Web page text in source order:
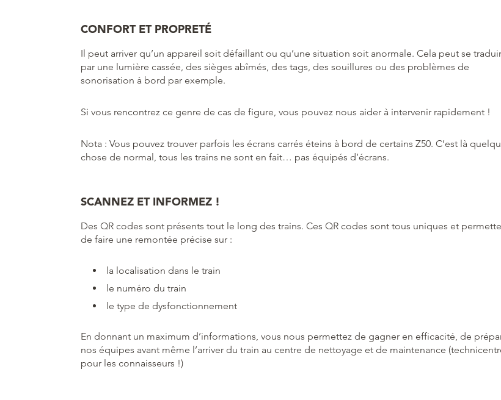
CONFORT ET PROPRETÉ
Il peut arriver qu’un appareil soit défaillant ou qu’une situation soit anormale. Cela peut se
par une lumière cassée, des sièges abîmés, des tags, des souillures ou des problèmes de
sonorisation à bord par exemple.
Si vous rencontrez ce genre de cas de figure, vous pouvez nous aider à intervenir rapidement !
Nota : Vous pouvez trouver parfois les écrans carrés éteins à bord de certains Z50. C’est là
chose de normal, tous les trains ne sont en fait… pas équipés d’écrans.
SCANNEZ ET INFORMEZ !
Des QR codes sont présents tout le long des trains. Ces QR codes sont tous uniques et
de faire une remontée précise sur :
la localisation dans le train
le numéro du train
le type de dysfonctionnement
En donnant un maximum d’informations, vous nous permettez de gagner en efficacité, de
nos équipes avant même l’arriver du train au centre de nettoyage et de maintenance
pour les connaisseurs !)